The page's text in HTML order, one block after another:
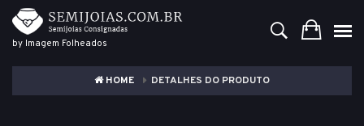
by Imagem Folheados
HOME DETALHES DO PRODUTO